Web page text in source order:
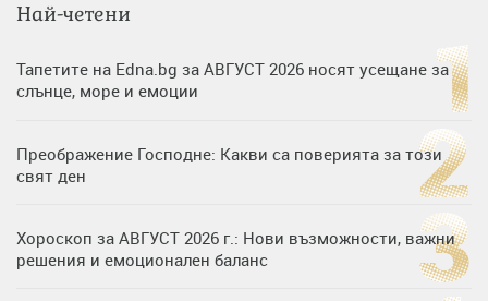
Най-четени
Тапетите на Edna.bg за АВГУСТ 2026 носят усещане за
слънце, море и емоции
Преображение Господне: Какви са поверията за този
свят ден
Хороскоп за АВГУСТ 2026 г.: Нови възможности, важни
решения и емоционален баланс